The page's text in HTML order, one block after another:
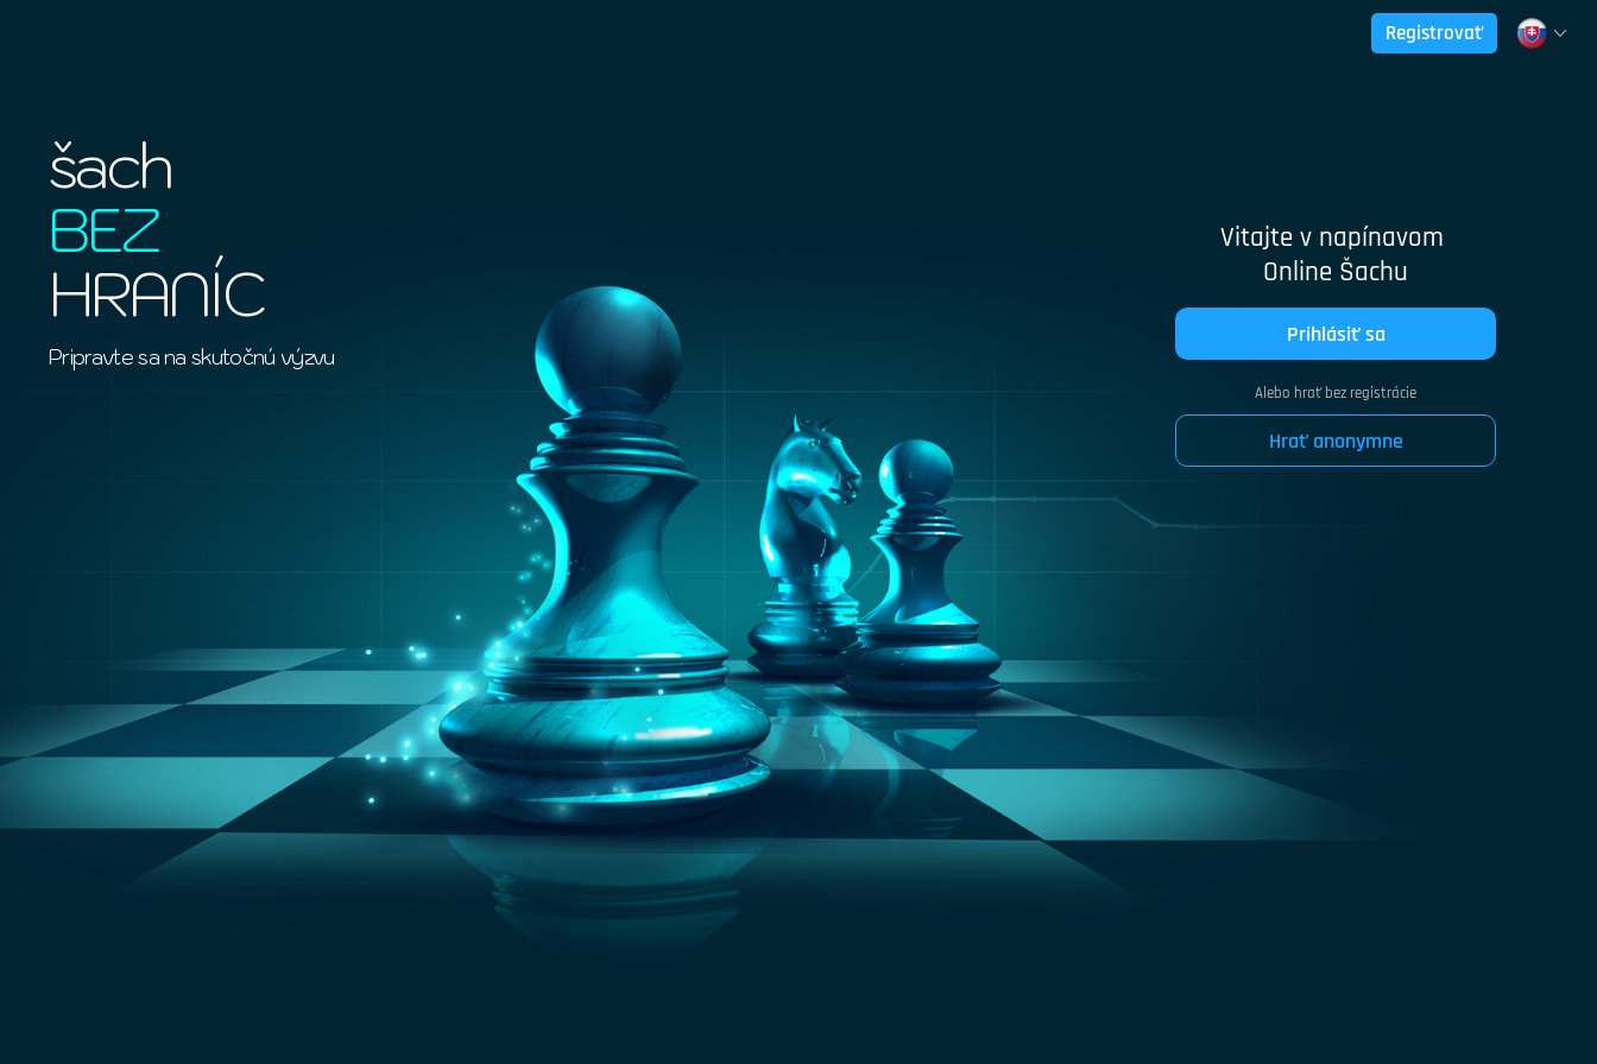
Registrovať
šach
BEZ
HRANÍC
Pripravte sa na skutočnú výzvu
Vitajte v napínavom
Online Šachu
Prihlásiť sa
Alebo hrať bez registrácie
Hrať anonymne